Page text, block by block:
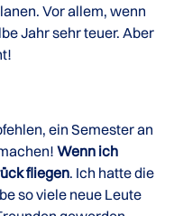
Vor allem, wenn
Jahr sehr teuer. Aber
ein Semester an
Wenn ich
fliegen. Ich hatte die
so viele neue Leute